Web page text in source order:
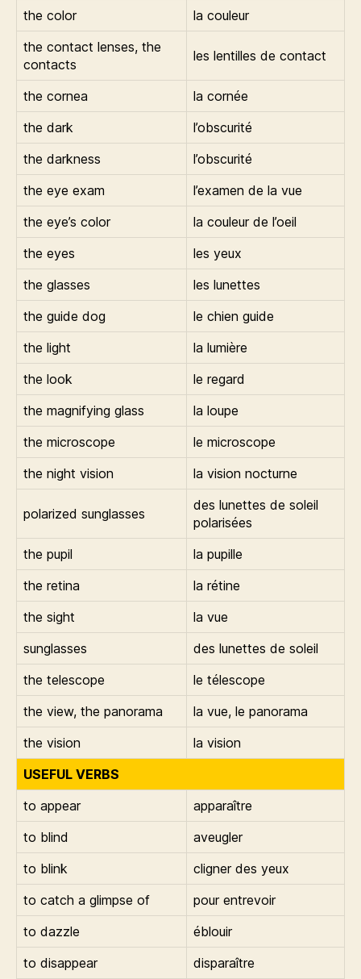
the color
la couleur
the contact lenses, the
contacts
les lentilles de contact
the cornea
la cornée
the dark
l’obscurité
the darkness
l’obscurité
the eye exam
l’examen de la vue
the eye’s color
la couleur de l’oeil
the eyes
les yeux
the glasses
les lunettes
the guide dog
le chien guide
the light
la lumière
the look
le regard
the magnifying glass
la loupe
the microscope
le microscope
the night vision
la vision nocturne
polarized sunglasses
des lunettes de soleil
polarisées
the pupil
la pupille
the retina
la rétine
the sight
la vue
sunglasses
des lunettes de soleil
the telescope
le télescope
the view, the panorama
la vue, le panorama
the vision
la vision
USEFUL VERBS
to appear
apparaître
to blind
aveugler
to blink
cligner des yeux
to catch a glimpse of
pour entrevoir
to dazzle
éblouir
to disappear
disparaître